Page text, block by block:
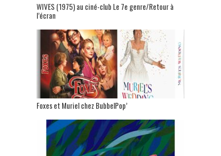
WIVES (1975) au ciné-club Le 7e genre/Retour à
l’écran
Foxes et Muriel chez BubbelPop’